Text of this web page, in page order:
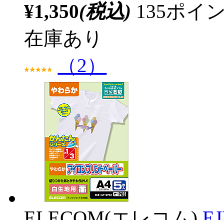
¥1,350(税込) 135ポイ
在庫あり
（2）